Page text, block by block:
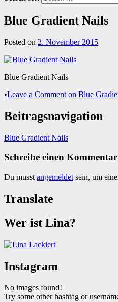
Blue Gradient Nails
Posted on 2. November 2015
Blue Gradient Nails
•Leave a Comment on Blue
Beitragsnavigation
Blue Gradient Nails
Schreibe einen Kommentar
Du musst angemeldet sein, um
Translate
Wer ist Lina?
Instagram
No images found!
Try some other hashtag or